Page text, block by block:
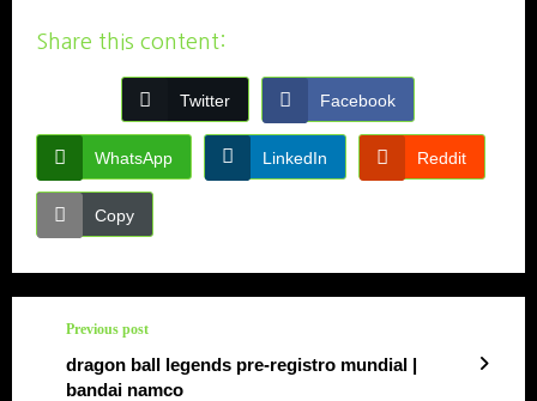
Share this content:
Twitter Facebook
WhatsApp LinkedIn Reddit
Copy
Previous post
dragon ball legends pre-registro mundial |
bandai namco